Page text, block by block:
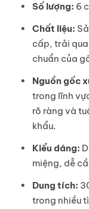
Số lượng: 6
Chất liệu:
cấp, trải
chuẩn của
Nguồn gốc
trong lĩnh
rõ ràng và
khẩu.
Kiểu dáng:
miệng, dễ
Dung tích:
trong nhiều